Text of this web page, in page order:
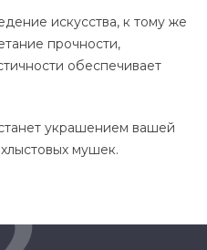
искусства, к тому же
прочности,
обеспечивает
украшением вашей
мушек.